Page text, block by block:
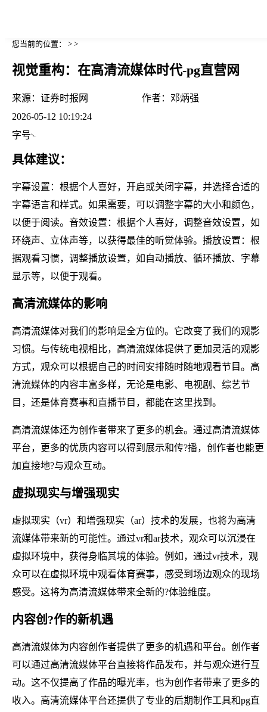
您当前的位置： > >
视觉重构：在高清流媒体时代-pg直营网
来源： 证券时报网 作者： 邓炳强
2026-05-12 10:19:24
字号
具体建议：
字幕设置：根据个人喜好，开启或关闭字幕，并选择合适的
字幕语言和样式。如果需要，可以调整字幕的大小和颜色，
以便于阅读。音效设置：根据个人喜好，调整音效设置，如
环绕声、立体声等，以获得最佳的听觉体验。播放设置：根
据观看习惯，调整播放设置，如自动播放、循环播放、字幕
显示等，以便于观看。
高清流媒体的影响
高清流媒体对我们的影响是全方位的。它改变了我们的观影
习惯。与传统电视相比，高清流媒体提供了更加灵活的观影
方式，观众可以根据自己的时间安排随时随地观看节目。高
清流媒体的内容丰富多样，无论是电影、电视剧、综艺节
目，还是体育赛事和直播节目，都能在这里找到。
高清流媒体还为创作者带来了更多的机会。通过高清流媒体
平台，更多的优质内容可以得到展示和传?播，创作者也能更
加直接地?与观众互动。
虚拟现实与增强现实
虚拟现实（vr）和增强现实（ar）技术的发展，也将为高清
流媒体带来新的可能性。通过vr和ar技术，观众可以沉浸在
虚拟环境中，获得身临其境的体验。例如，通过vr技术，观
众可以在虚拟环境中观看体育赛事，感受到场边观众的现场
感受。这将为高清流媒体带来全新的?体验维度。
内容创?作的新机遇
高清流媒体为内容创作者提供了更多的机遇和平台。创作者
可以通过高清流媒体平台直接将作品发布，并与观众进行互
动。这不仅提高了作品的曝光率，也为创作者带来了更多的
收入。高清流媒体平台还提供了专业的后期制作工具和pg直